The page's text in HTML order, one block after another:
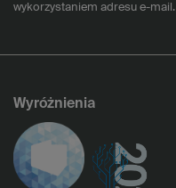
wykorzystaniem adresu e-mail.
Wyróżnienia